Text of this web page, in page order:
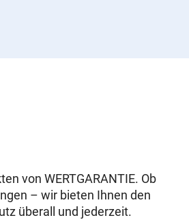
von WERTGARANTIE. Ob
– wir bieten Ihnen den
überall und jederzeit.